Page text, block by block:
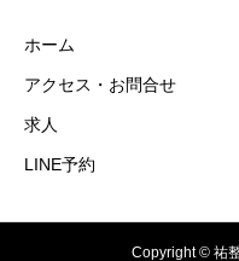
ホーム
アクセス・お問合せ
求人
LINE予約
Copyright © 祐